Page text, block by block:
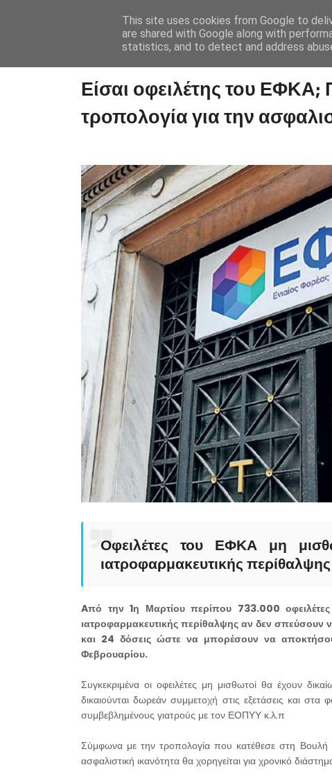
Είσαι οφειλέτης του ΕΦΚΑ;
τροπολογία για την
Οφειλέτες του ΕΦΚΑ μη
ιατροφαρμακευτικής περίθαλψης
Aπό την 1η Μαρτίου περίπου 733.000
ιατροφαρμακευτικής περίθαλψης αν δεν σπεύσουν
και 24 δόσεις ώστε να μπορέσουν να
Φεβρουαρίου.
Συγκεκριμένα οι οφειλέτες μη μισθωτοί θα έχουν
δικαιούνται δωρεάν συμμετοχή στις εξετάσεις και
συμβεβλημένους γιατρούς με τον ΕΟΠΥΥ κ.λ.π
Σύμφωνα με την τροπολογία που κατέθεσε στη Βουλή
ασφαλιστική ικανότητα θα χορηγείται για χρονικό
This site uses cookies from Google to
are shared with Google along with
statistics, and to detect and address